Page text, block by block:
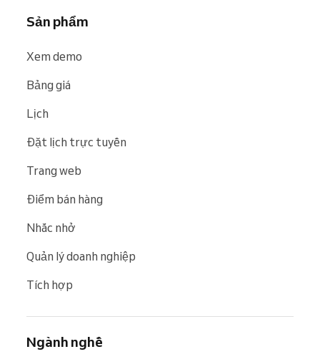
Sản phẩm
Xem demo
Bảng giá
Lịch
Đặt lịch trực tuyến
Trang web
Điểm bán hàng
Nhắc nhở
Quản lý doanh nghiệp
Tích hợp
Ngành nghề